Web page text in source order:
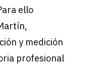
ello
y medición
profesional